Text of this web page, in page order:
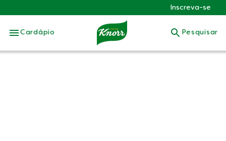
Skip to:
Inscreva-se
Cardápio Pesquisar